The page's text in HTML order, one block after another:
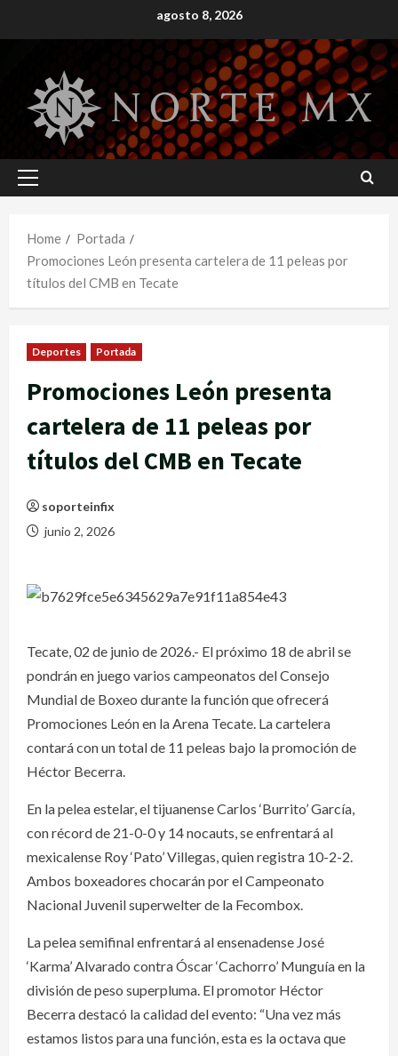
to
agosto 8, 2026
Primary
Home
Portada
Promociones León presenta cartelera de 11 peleas por
títulos del CMB en Tecate
Deportes Portada
Promociones León presenta
cartelera de 11 peleas por
títulos del CMB en Tecate
soporteinfix
junio 2, 2026
Tecate, 02 de junio de 2026.- El próximo 18 de abril se
pondrán en juego varios campeonatos del Consejo
Mundial de Boxeo durante la función que ofrecerá
Promociones León en la Arena Tecate. La cartelera
contará con un total de 11 peleas bajo la promoción de
Héctor Becerra.
En la pelea estelar, el tijuanense Carlos ‘Burrito’ García,
con récord de 21-0-0 y 14 nocauts, se enfrentará al
mexicalense Roy ‘Pato’ Villegas, quien registra 10-2-2.
Ambos boxeadores chocarán por el Campeonato
Nacional Juvenil superwelter de la Fecombox.
La pelea semifinal enfrentará al ensenadense José
‘Karma’ Alvarado contra Óscar ‘Cachorro’ Munguía en la
división de peso superpluma. El promotor Héctor
Becerra destacó la calidad del evento: “Una vez más
estamos listos para una función, esta es la octava que